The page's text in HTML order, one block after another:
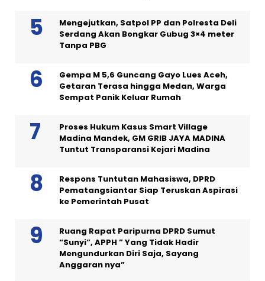
Mengejutkan, Satpol PP dan Polresta Deli
Serdang Akan Bongkar Gubug 3×4 meter
Tanpa PBG
Gempa M 5,6 Guncang Gayo Lues Aceh,
Getaran Terasa hingga Medan, Warga
Sempat Panik Keluar Rumah
Proses Hukum Kasus Smart Village
Madina Mandek, GM GRIB JAYA MADINA
Tuntut Transparansi Kejari Madina
Respons Tuntutan Mahasiswa, DPRD
Pematangsiantar Siap Teruskan Aspirasi
ke Pemerintah Pusat
Ruang Rapat Paripurna DPRD Sumut
“Sunyi”, APPH ” Yang Tidak Hadir
Mengundurkan Diri Saja, Sayang
Anggaran nya”